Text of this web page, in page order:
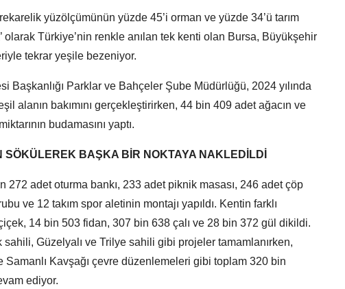
yüzölçümünün yüzde 45’i orman ve yüzde 34’ü tarım
olarak Türkiye’nin renkle anılan tek kenti olan Bursa, Büyükşehir
tekrar yeşile bezeniyor.
Başkanlığı Parklar ve Bahçeler Şube Müdürlüğü, 2024 yılında
alanın bakımını gerçekleştirirken, 44 bin 409 adet ağacın ve
budamasını yaptı.
SÖKÜLEREK BAŞKA BİR NOKTAYA NAKLEDİLDİ
272 adet oturma bankı, 233 adet piknik masası, 246 adet çöp
ve 12 takım spor aletinin montajı yapıldı. Kentin farklı
14 bin 503 fidan, 307 bin 638 çalı ve 28 bin 372 gül dikildi.
sahili, Güzelyalı ve Trilye sahili gibi projeler tamamlanırken,
Samanlı Kavşağı çevre düzenlemeleri gibi toplam 320 bin
ediyor.